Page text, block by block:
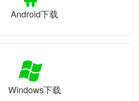
Android下载
Windows下载